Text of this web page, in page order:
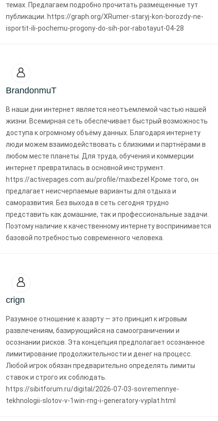
темах. Предлагаем подробно прочитать размещенные тут
публикации. https://graph.org/XRumer-staryj-kon-borozdy-ne-
isportit-ili-pochemu-progony-do-sih-por-rabotayut-04-28
BrandonmuT
В наши дни интернет является неотъемлемой частью нашей
жизни. Всемирная сеть обеспечивает быстрый возможность
доступа к огромному объёму данных. Благодаря интернету
люди можем взаимодействовать с близкими и партнёрами в
любом месте планеты. Для труда, обучения и коммерции
интернет превратилась в основной инструмент.
https://activepages.com.au/profile/maxbezel Кроме того, он
предлагает неисчерпаемые варианты для отдыха и
саморазвития. Без выхода в сеть сегодня трудно
представить как домашние, так и профессиональные задачи.
Поэтому наличие к качественному интернету воспринимается
базовой потребностью современного человека.
crign
Разумное отношение к азарту — это принцип к игровым
развлечениям, базирующийся на самоограничении и
осознании рисков. Эта концепция предполагает осознанное
лимитирование продолжительности и денег на процесс.
Любой игрок обязан предварительно определять лимиты
ставок и строго их соблюдать.
https://sibitforum.ru/digital/2026-07-03-sovremennye-
tekhnologii-slotov-v-1win-rng-i-generatory-vyplat.html